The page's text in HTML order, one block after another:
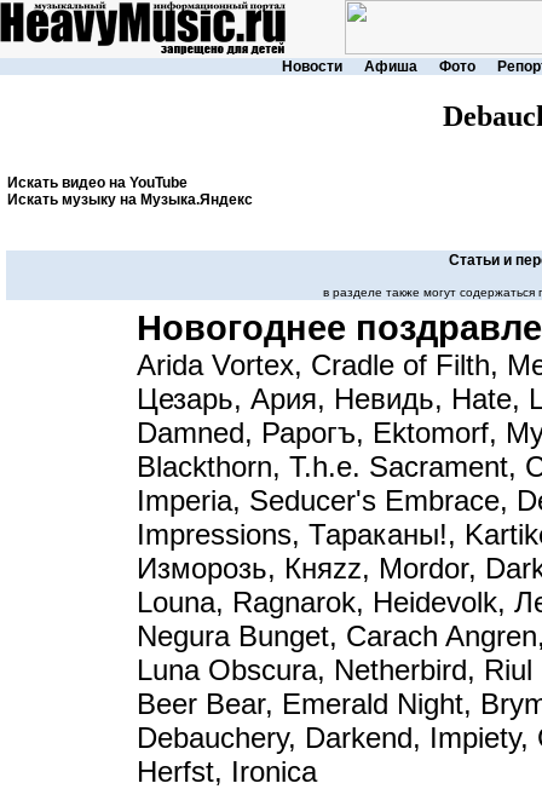
Новости Афиша Фото
Искать видео на YouTube
Искать музыку на Музыка.Яндекс
Статьи и
в разделе также могут
Новогоднее
Arida Vortex, Cradle of Filth,
Цезарь, Ария, Невидь, Hate,
Damned, Рарогъ, Ektomorf,
Blackthorn, T.h.e. Sacrament,
Imperia, Seducer's Embrace,
Impressions, Тараканы!,
Изморозь, Княzz, Mordor,
Louna, Ragnarok, Heidevolk,
Negura Bunget, Carach
Luna Obscura, Netherbird, Riul
Beer Bear, Emerald Night,
Debauchery, Darkend, Impiety,
Herfst, Ironica